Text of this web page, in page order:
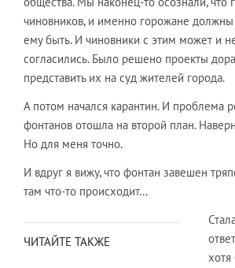
чиновников, и именно горожане должны
ему быть. И чиновники с этим может и
согласились. Было решено проекты
представить их на суд жителей города.
А потом начался карантин. И проблема
фонтанов отошла на второй план.
Но для меня точно.
И вдруг я вижу, что фонтан завешен
там что-то происходит…
ЧИТАЙТЕ ТАКЖЕ
хотя